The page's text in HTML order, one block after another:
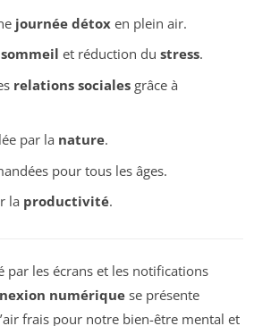
journée détoxen plein air.
sommeil et réduction du stress.
relations socialesgrâce à
par la nature.
pour tous les âges.
la productivité.
par les écrans et les notifications
numérique se présente
frais pour notre bien-être mental et